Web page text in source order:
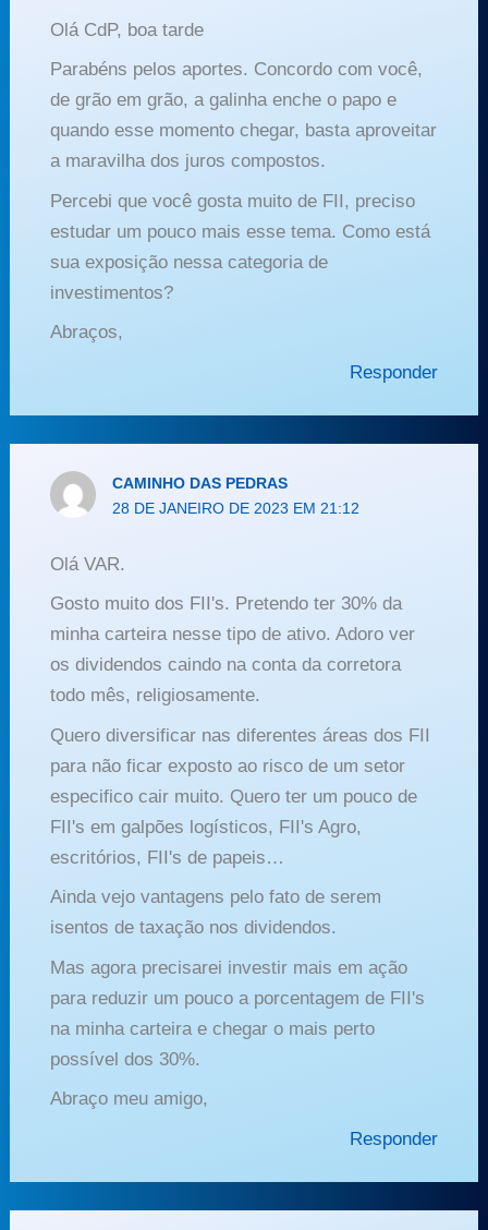
Olá CdP, boa tarde
Parabéns pelos aportes. Concordo com você,
de grão em grão, a galinha enche o papo e
quando esse momento chegar, basta aproveitar
a maravilha dos juros compostos.
Percebi que você gosta muito de FII, preciso
estudar um pouco mais esse tema. Como está
sua exposição nessa categoria de
investimentos?
Abraços,
Responder
CAMINHO DAS PEDRAS
28 DE JANEIRO DE 2023 EM 21:12
Olá VAR.
Gosto muito dos FII's. Pretendo ter 30% da
minha carteira nesse tipo de ativo. Adoro ver
os dividendos caindo na conta da corretora
todo mês, religiosamente.
Quero diversificar nas diferentes áreas dos FII
para não ficar exposto ao risco de um setor
especifico cair muito. Quero ter um pouco de
FII's em galpões logísticos, FII's Agro,
escritórios, FII's de papeis…
Ainda vejo vantagens pelo fato de serem
isentos de taxação nos dividendos.
Mas agora precisarei investir mais em ação
para reduzir um pouco a porcentagem de FII's
na minha carteira e chegar o mais perto
possível dos 30%.
Abraço meu amigo,
Responder